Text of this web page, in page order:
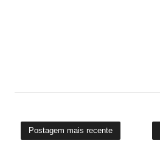
Postagem mais recente